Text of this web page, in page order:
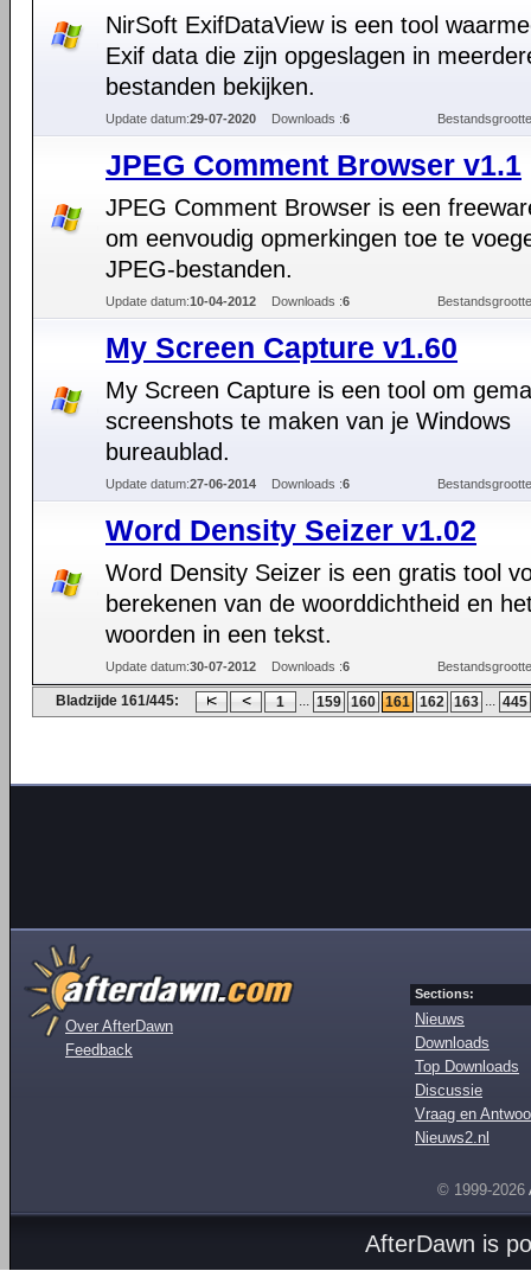
NirSoft ExifDataView is een tool
Exif data die zijn opgeslagen in
bestanden bekijken.
Update datum:29-07-2020 Downloads :6
JPEG Comment Browser v1.1
JPEG Comment Browser is een
om eenvoudig opmerkingen toe te
JPEG-bestanden.
Update datum:10-04-2012 Downloads :6
My Screen Capture v1.60
My Screen Capture is een tool om
screenshots te maken van je Windows
bureaublad.
Update datum:27-06-2014 Downloads :6
Word Density Seizer v1.02
Word Density Seizer is een gratis tool
berekenen van de woorddichtheid en
woorden in een tekst.
Update datum:30-07-2012 Downloads :6
Bladzijde 161/445: 1 ... 159 160 161 162 163 ... 445
Over AfterDawn
Feedback
Sections:
Nieuws
Downloads
Top Downloads
Discussie
Vraag en
Nieuws2.nl
© 1999-2026
AfterDawn is